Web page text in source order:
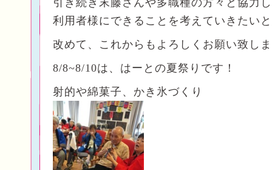
引き続き末藤さんや多職種の方々と協力
利用者様にできることを考えていきたい
改めて、これからもよろしくお願い致し
8/8~8/10は、はーとの夏祭りです！
射的や綿菓子、かき氷づくり